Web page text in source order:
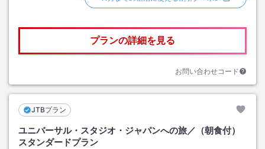
プランの詳細を見る
お問い合わせコード
JTBプラン
ユニバーサル・スタジオ・ジャパンへの旅／（朝食付）
スタンダードプラン